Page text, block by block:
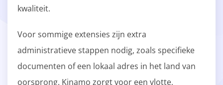
kwaliteit.
Voor sommige extensies zijn extra
administratieve stappen nodig, zoals specifieke
documenten of een lokaal adres in het land van
oorsprong. Kinamo zorgt voor een vlotte,